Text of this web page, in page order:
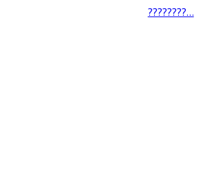
????????...